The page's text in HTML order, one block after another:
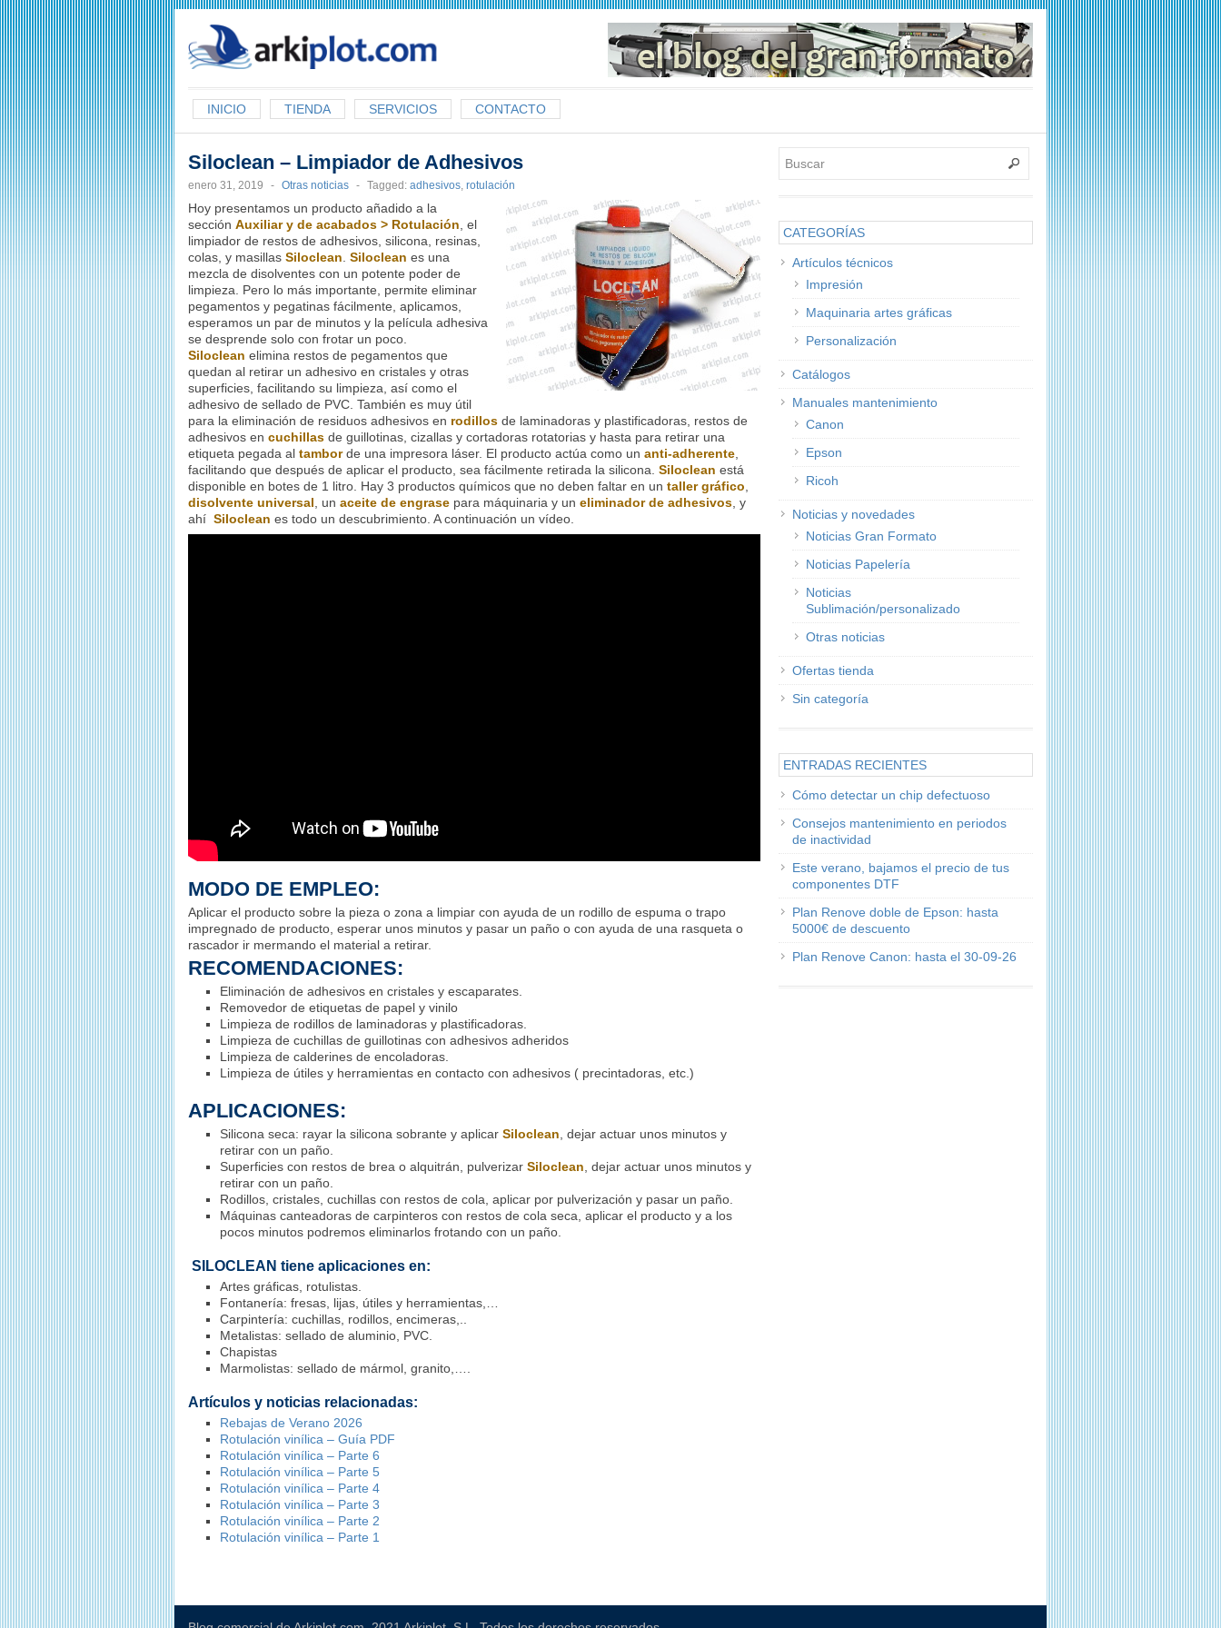
INICIO TIENDA SERVICIOS CONTACTO
Siloclean – Limpiador de Adhesivos
enero 31, 2019 - Otras noticias - Tagged: adhesivos, rotulación
Hoy presentamos un producto añadido a la
sección Auxiliar y de acabados > Rotulación , el
limpiador de restos de adhesivos, silicona, resinas,
colas, y masillas Siloclean Siloclean es una
mezcla de disolventes con un potente poder de
limpieza. Pero lo más importante, permite eliminar
pegamentos y pegatinas fácilmente, aplicamos,
esperamos un par de minutos y la película adhesiva
se desprende solo con frotar un poco.
Siloclean elimina restos de pegamentos que
quedan al retirar un adhesivo en cristales y otras
superficies, facilitando su limpieza, así como el
adhesivo de sellado de PVC. También es muy útil
para la eliminación de residuos adhesivos en rodillos de laminadoras y plastificadoras, restos de
adhesivos en cuchillas de guillotinas, cizallas y cortadoras rotatorias y hasta para retirar una
etiqueta pegada al tamborde una impresora láser. El producto actúa como un anti-adherente
facilitando que después de aplicar el producto, sea fácilmente retirada la silicona. Siloclean está
disponible en botes de 1 litro. Hay 3 productos químicos que no deben faltar en un taller gráfico
disolvente universal , un aceite de engrase para máquinaria y un eliminador de adhesivos , y
ahí Siloclean es todo un descubrimiento. A continuación un vídeo.
MODO DE EMPLEO:
Aplicar el producto sobre la pieza o zona a limpiar con ayuda de un rodillo de espuma o trapo
impregnado de producto, esperar unos minutos y pasar un paño o con ayuda de una rasqueta o
rascador ir mermando el material a retirar.
RECOMENDACIONES:
Eliminación de adhesivos en cristales y escaparates.
Removedor de etiquetas de papel y vinilo
Limpieza de rodillos de laminadoras y plastificadoras.
Limpieza de cuchillas de guillotinas con adhesivos adheridos
Limpieza de calderines de encoladoras.
Limpieza de útiles y herramientas en contacto con adhesivos ( precintadoras, etc.)
APLICACIONES:
Silicona seca: rayar la silicona sobrante y aplicar Siloclean , dejar actuar unos minutos y
retirar con un paño.
Superficies con restos de brea o alquitrán, pulverizar Siloclean , dejar actuar unos minutos y
retirar con un paño.
Rodillos, cristales, cuchillas con restos de cola, aplicar por pulverización y pasar un paño.
Máquinas canteadoras de carpinteros con restos de cola seca, aplicar el producto y a los
pocos minutos podremos eliminarlos frotando con un paño.
SILOCLEAN tiene aplicaciones en:
Artes gráficas, rotulistas.
Fontanería: fresas, lijas, útiles y herramientas,…
Carpintería: cuchillas, rodillos, encimeras,..
Metalistas: sellado de aluminio, PVC.
Chapistas
Marmolistas: sellado de mármol, granito,….
Artículos y noticias relacionadas:
Rebajas de Verano 2026
Rotulación vinílica – Guía PDF
Rotulación vinílica – Parte 6
Rotulación vinílica – Parte 5
Rotulación vinílica – Parte 4
Rotulación vinílica – Parte 3
Rotulación vinílica – Parte 2
Rotulación vinílica – Parte 1
CATEGORÍAS
Artículos técnicos
Impresión
Maquinaria artes gráficas
Personalización
Catálogos
Manuales mantenimiento
Canon
Epson
Ricoh
Noticias y novedades
Noticias Gran Formato
Noticias Papelería
Noticias
Sublimación/personalizado
Otras noticias
Ofertas tienda
Sin categoría
ENTRADAS RECIENTES
Cómo detectar un chip defectuoso
Consejos mantenimiento en periodos
de inactividad
Este verano, bajamos el precio de tus
componentes DTF
Plan Renove doble de Epson: hasta
5000€ de descuento
Plan Renove Canon: hasta el 30-09-26